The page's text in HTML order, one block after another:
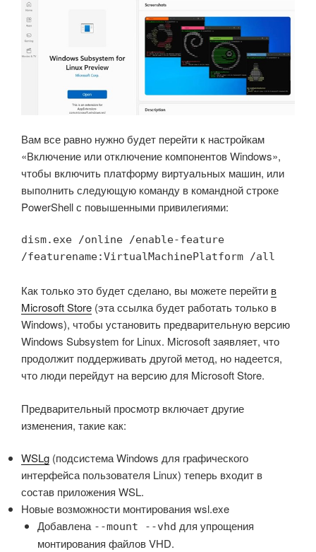
Вам все равно нужно будет перейти к настройкам
«Включение или отключение компонентов Windows»,
чтобы включить платформу виртуальных машин, или
выполнить следующую команду в командной строке
PowerShell с повышенными привилегиями:
dism.exe /online /enable-feature
/featurename:VirtualMachinePlatform /all
Как только это будет сделано, вы можете перейти в
Microsoft Store (эта ссылка будет работать только в
Windows), чтобы установить предварительную версию
Windows Subsystem for Linux. Microsoft заявляет, что
продолжит поддерживать другой метод, но надеется,
что люди перейдут на версию для Microsoft Store.
Предварительный просмотр включает другие
изменения, такие как:
WSLg (подсистема Windows для графического
интерфейса пользователя Linux) теперь входит в
состав приложения WSL.
Новые возможности монтирования wsl.exe
Добавлена --mount --vhd для упрощения
монтирования файлов VHD.